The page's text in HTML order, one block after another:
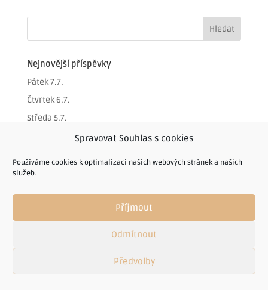
Spravovat Souhlas s cookies
Používáme cookies k optimalizaci našich webových stránek a našich
služeb.
Příjmout
Odmítnout
Předvolby
Nejnovější příspěvky
Pátek 7.7.
Čtvrtek 6.7.
Středa 5.7.
© restauracechlumec.cz - 2005-2022 | RESTAURACE A